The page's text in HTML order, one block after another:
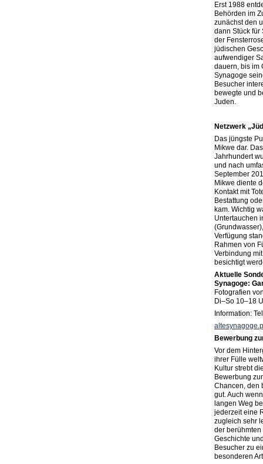
Erst 1988
Behörden im
zunächst den
dann Stück für
der
jüdischen
aufwendiger
dauern, bis im
Synagoge
Besucher
bewegte und
Juden.
Netzwerk
Das jüngste
Mikwe dar.
Jahrhundert
und nach
September
Mikwe diente
Kontakt mit
Bestattung
kam. Wichtig
Untertauchen
Verfügung
Rahmen von
Verbindung
besichtigt
Aktuelle
Synagoge:
Fotografien
Di–So 10–18
Information:
Bewerbung
Vor dem
ihrer Fülle
Kultur strebt
Bewerbung
Chancen, den
gut. Auch
langen Weg
jederzeit eine
zugleich sehr
der
Geschichte
Besucher zu
besonderen